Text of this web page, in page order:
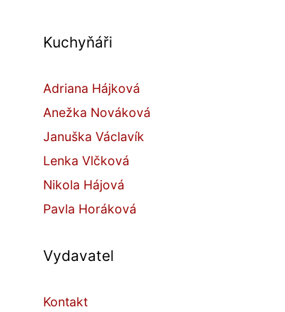
Kuchyňáři
Adriana Hájková
Anežka Nováková
Januška Václavík
Lenka Vlčková
Nikola Hájová
Pavla Horáková
Vydavatel
Kontakt